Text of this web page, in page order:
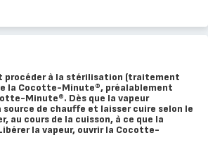
procéder à la stérilisation (traitement
la Cocotte-Minute®, préalablement
Minute®. Dès que la vapeur
source de chauffe et laisser cuire selon le
au cours de la cuisson, à ce que la
la vapeur, ouvrir la Cocotte-